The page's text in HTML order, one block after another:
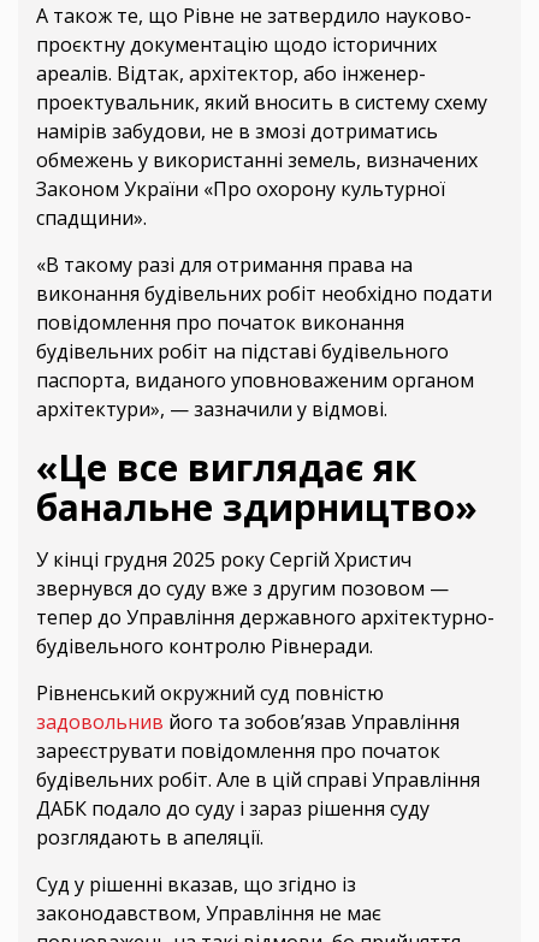
А також те, що Рівне не затвердило науково-
проєктну документацію щодо історичних
ареалів. Відтак, архітектор, або інженер-
проектувальник, який вносить в систему схему
намірів забудови, не в змозі дотриматись
обмежень у використанні земель, визначених
Законом України «Про охорону культурної
спадщини».
«В такому разі для отримання права на
виконання будівельних робіт необхідно подати
повідомлення про початок виконання
будівельних робіт на підставі будівельного
паспорта, виданого уповноваженим органом
архітектури», — зазначили у відмові.
«Це все виглядає як
банальне здирництво»
У кінці грудня 2025 року Сергій Христич
звернувся до суду вже з другим позовом —
тепер до Управління державного архітектурно-
будівельного контролю Рівнеради.
Рівненський окружний суд повністю
задовольнив його та зобовʼязав Управління
зареєструвати повідомлення про початок
будівельних робіт. Але в цій справі Управління
ДАБК подало до суду і зараз рішення суду
розглядають в апеляції.
Суд у рішенні вказав, що згідно із
законодавством, Управління не має